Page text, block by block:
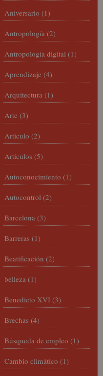
Aniversario (1)
Antropología (2)
Antropología digital (1)
Aprendizaje (4)
Arquitectura (1)
Arte (3)
Artículo (2)
Artículos (5)
Autoconocimiento (1)
Autocontrol (2)
Barcelona (3)
Barreras (1)
Beatificación (2)
belleza (1)
Benedicto XVI (3)
Brechas (4)
Búsqueda de empleo (1)
Cambio climático (1)